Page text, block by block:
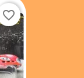
favorite_border